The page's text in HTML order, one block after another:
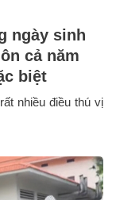
ngày sinh
cả năm
biệt
nhiều điều thú vị